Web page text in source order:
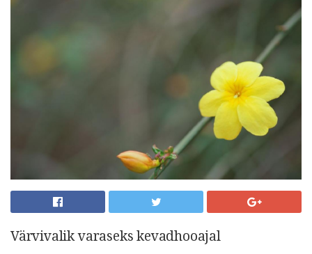
Värvivalik varaseks kevadhooajal